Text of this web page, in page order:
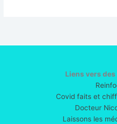
Liens vers
Covid faits et
Docteur
Laissons les